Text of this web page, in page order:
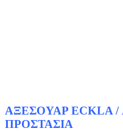
ΑΞΕΣΟΥΑΡ ECKLA
ΠΡΟΣΤΑΣΙΑ